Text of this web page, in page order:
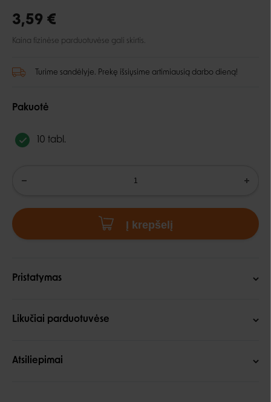
3,59 €
Kaina fizinėse parduotuvėse gali skirtis.
Turime sandėlyje. Prekę išsiųsime artimiausią darbo dieną!
Pakuotė
10 tabl.
Į krepšelį
Pristatymas
Likučiai parduotuvėse
Atsiliepimai